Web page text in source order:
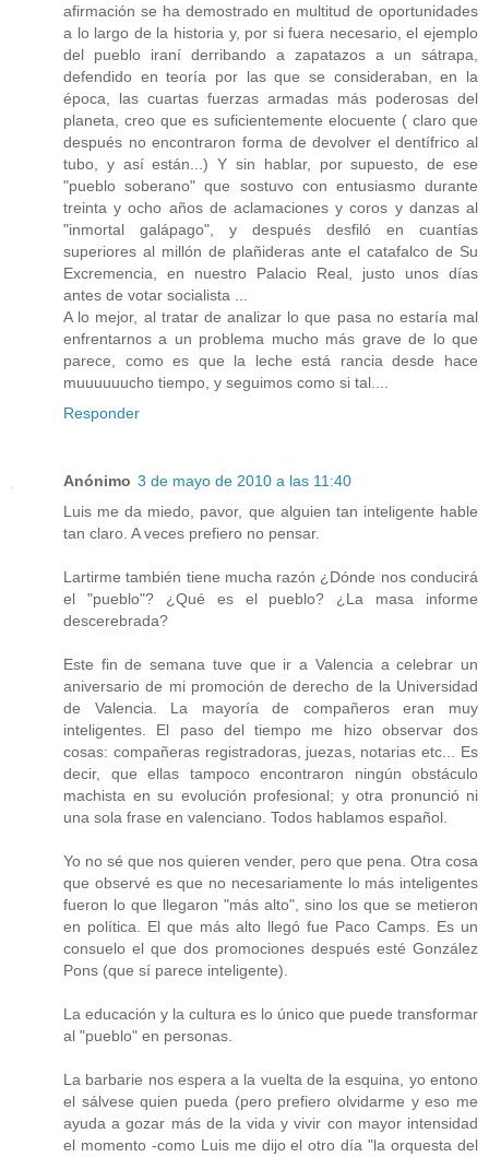
afirmación se ha demostrado en multitud de oportunidades
a lo largo de la historia y, por si fuera necesario, el ejemplo
del pueblo iraní derribando a zapatazos a un sátrapa,
defendido en teoría por las que se consideraban, en la
época, las cuartas fuerzas armadas más poderosas del
planeta, creo que es suficientemente elocuente ( claro que
después no encontraron forma de devolver el dentífrico al
tubo, y así están...) Y sin hablar, por supuesto, de ese
"pueblo soberano" que sostuvo con entusiasmo durante
treinta y ocho años de aclamaciones y coros y danzas al
"inmortal galápago", y después desfiló en cuantías
superiores al millón de plañideras ante el catafalco de Su
Excremencia, en nuestro Palacio Real, justo unos días
antes de votar socialista ...
A lo mejor, al tratar de analizar lo que pasa no estaría mal
enfrentarnos a un problema mucho más grave de lo que
parece, como es que la leche está rancia desde hace
muuuuuucho tiempo, y seguimos como si tal....
Responder
Anónimo 3 de mayo de 2010 a las 11:40
Luis me da miedo, pavor, que alguien tan inteligente hable
tan claro. A veces prefiero no pensar.
Lartirme también tiene mucha razón ¿Dónde nos conducirá
el "pueblo"? ¿Qué es el pueblo? ¿La masa informe
descerebrada?
Este fin de semana tuve que ir a Valencia a celebrar un
aniversario de mi promoción de derecho de la Universidad
de Valencia. La mayoría de compañeros eran muy
inteligentes. El paso del tiempo me hizo observar dos
cosas: compañeras registradoras, juezas, notarias etc... Es
decir, que ellas tampoco encontraron ningún obstáculo
machista en su evolución profesional; y otra pronunció ni
una sola frase en valenciano. Todos hablamos español.
Yo no sé que nos quieren vender, pero que pena. Otra cosa
que observé es que no necesariamente lo más inteligentes
fueron lo que llegaron "más alto", sino los que se metieron
en política. El que más alto llegó fue Paco Camps. Es un
consuelo el que dos promociones después esté González
Pons (que sí parece inteligente).
La educación y la cultura es lo único que puede transformar
al "pueblo" en personas.
La barbarie nos espera a la vuelta de la esquina, yo entono
el sálvese quien pueda (pero prefiero olvidarme y eso me
ayuda a gozar más de la vida y vivir con mayor intensidad
el momento -como Luis me dijo el otro día "la orquesta del